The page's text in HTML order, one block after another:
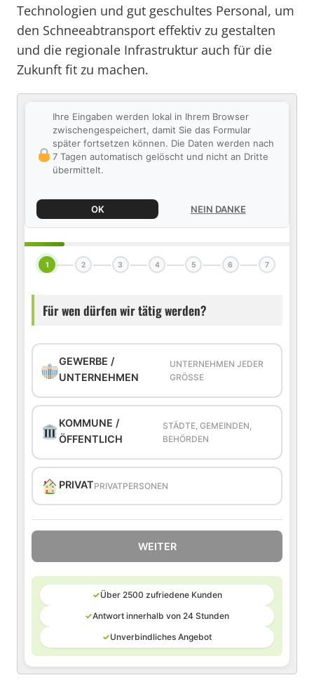
Technologien und gut geschultes Personal, um
den Schneeabtransport effektiv zu gestalten
und die regionale Infrastruktur auch für die
Zukunft fit zu machen.
Ihre Eingaben werden lokal in Ihrem Browser
zwischengespeichert, damit Sie das Formular
später fortsetzen können. Die Daten werden nach
7 Tagen automatisch gelöscht und nicht an Dritte
übermittelt.
OK NEIN DANKE
1 2 3 4 5 6 7
Für wen dürfen wir tätig werden?
GEWERBE /
UNTERNEHMEN
UNTERNEHMEN JEDER
GRÖSSE
KOMMUNE /
ÖFFENTLICH
STÄDTE, GEMEINDEN,
BEHÖRDEN
PRIVATPRIVATPERSONEN
WEITER
✓Über 2500 zufriedene Kunden
✓Antwort innerhalb von 24 Stunden
✓Unverbindliches Angebot